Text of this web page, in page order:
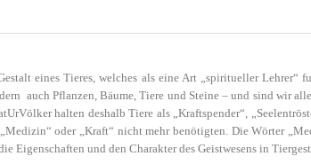
eines Tieres, welches als eine Art „spiritueller Lehrer“
auch Pflanzen, Bäume, Tiere und Steine – und sind wir
halten deshalb Tiere als „Kraftspender“,
oder „Kraft“ nicht mehr benötigten. Die Wörter
und den Charakter des Geistwesens in